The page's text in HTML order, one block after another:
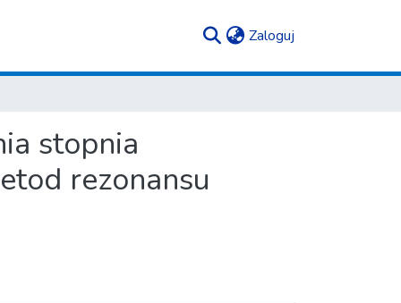
Zaloguj
stopnia
rezonansu